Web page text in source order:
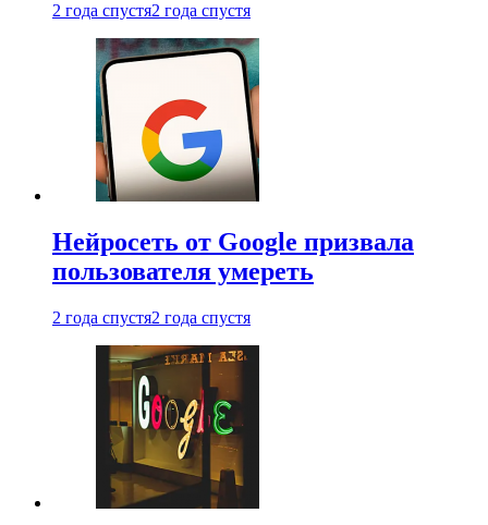
2 года спустя2 года спустя
Нейросеть от Google призвала
пользователя умереть
2 года спустя2 года спустя